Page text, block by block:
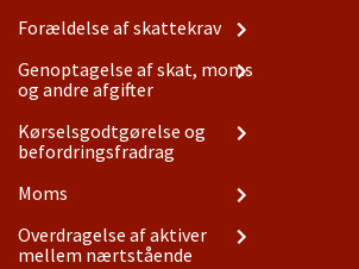
Forældelse af skattekrav
Genoptagelse af skat, moms
og andre afgifter
Kørselsgodtgørelse og
befordringsfradrag
Moms
Overdragelse af aktiver
mellem nærtstående